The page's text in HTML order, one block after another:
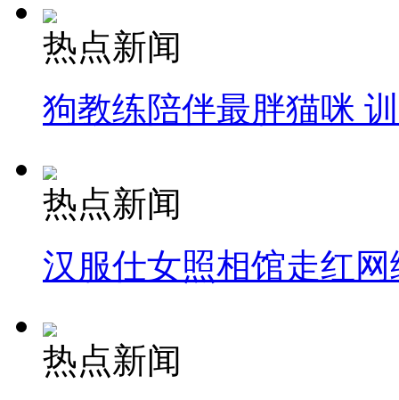
热点新闻
狗教练陪伴最胖猫咪
热点新闻
汉服仕女照相馆走红网
热点新闻